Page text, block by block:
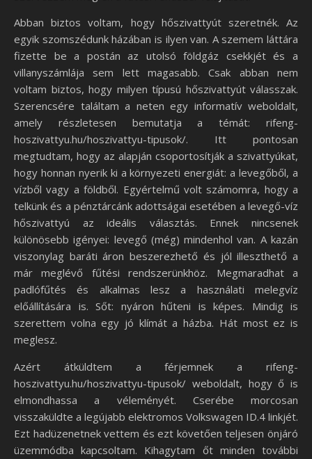
Abban biztos voltam, hogy hőszivattyút szeretnék. Az
egyik szomszédunk házában is ilyen van. A szemem láttára
fizette be a postán az utolsó földgáz csekkjét és a
villanyszámlája sem lett magasabb. Csak abban nem
voltam biztos, hogy milyen típusú hőszivattyút válasszak.
Szerencsére találtam a neten egy informatív weboldalt,
amely részletesen bemutatja a témát: rifeng-
hoszivattyu.hu/hoszivattyu-tipusok/. Itt pontosan
megtudtam, hogy az alapján csoportosítják a szivattyúkat,
hogy honnan nyerik ki a környezeti energiát: a levegőből, a
vízből vagy a földből. Egyértelmű volt számomra, hogy a
telkünk és a pénztárcánk adottságai esetében a levegő-víz
hőszivattyú az ideális választás. Ennek nincsenek
különösebb igényei: levegő (még) mindenhol van. A kazán
viszonylag baráti áron beszerezhető és jól illeszthető a
már meglévő fűtési rendszerünkhöz. Megmaradhat a
padlófűtés és alkalmas lesz a használati melegvíz
előállítására is. Sőt: nyáron hűteni is képes. Mindig is
szerettem volna egy jó klímát a házba. Hát most ez is
meglesz.
Azért átküldtem a férjemnek a rifeng-
hoszivattyu.hu/hoszivattyu-tipusok/ weboldalt, hogy ő is
elmondhassa a véleményét. Cserébe morcosan
visszaküldte a legújabb elektromos Volkswagen ID.4 linkjét.
Ezt hadüzenetnek vettem és ezt követően teljesen önjáró
üzemmódba kapcsoltam. Kihagytam őt minden további